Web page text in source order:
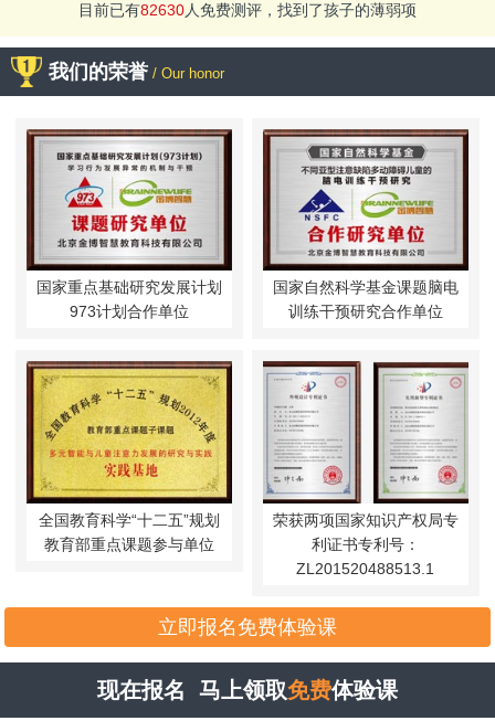
目前已有82630人免费测评，找到了孩子的薄弱项
我们的荣誉 / Our honor
国家重点基础研究发展计划
973计划合作单位
国家自然科学基金课题脑电
训练干预研究合作单位
全国教育科学“十二五”规划
教育部重点课题参与单位
荣获两项国家知识产权局专
利证书专利号：
ZL201520488513.1
立即报名免费体验课
现在报名 马上领取免费体验课